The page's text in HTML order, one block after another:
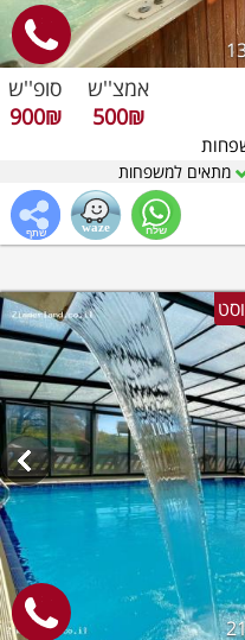
אמצ''ש
500₪
סופ''ש
900₪
מתאים למשפחות